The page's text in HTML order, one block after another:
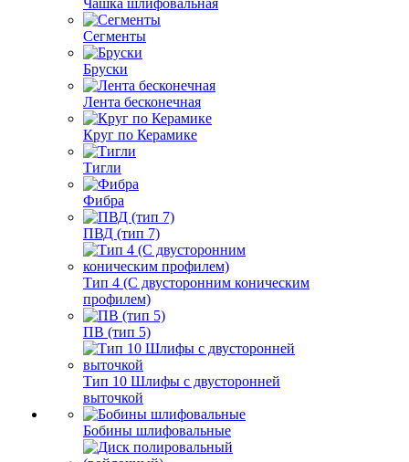
Чашка шлифовальная
Сегменты
Бруски
Лента бесконечная
Круг по Керамике
Тигли
Фибра
ПВД (тип 7)
Тип 4 (С двусторонним коническим
профилем)
ПВ (тип 5)
Тип 10 Шлифы с двусторонней
выточкой
Бобины шлифовальные